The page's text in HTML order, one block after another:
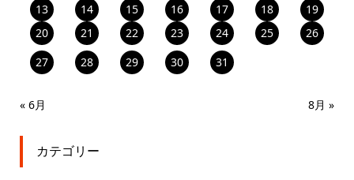
13
14 15 16 17 18
19
20
21 22 23 24 25
26
27
28 29 30 31
« 6月 8月 »
カテゴリー